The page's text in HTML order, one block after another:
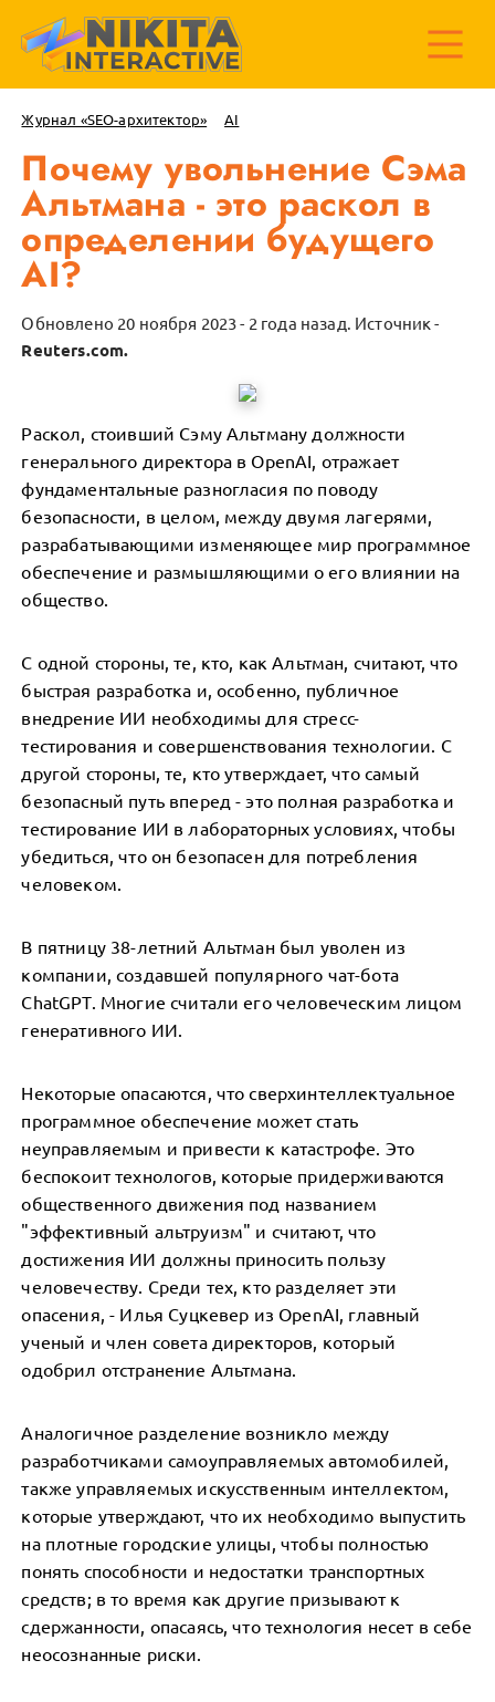
Журнал «SEO-архитектор» AI
Почему увольнение Сэма
Альтмана - это раскол в
определении будущего
AI?
Обновлено 20 ноября 2023 - 2 года назад. Источник -
Reuters.com.
Раскол, стоивший Сэму Альтману должности
генерального директора в OpenAI, отражает
фундаментальные разногласия по поводу
безопасности, в целом, между двумя лагерями,
разрабатывающими изменяющее мир программное
обеспечение и размышляющими о его влиянии на
общество.
С одной стороны, те, кто, как Альтман, считают, что
быстрая разработка и, особенно, публичное
внедрение ИИ необходимы для стресс-
тестирования и совершенствования технологии. С
другой стороны, те, кто утверждает, что самый
безопасный путь вперед - это полная разработка и
тестирование ИИ в лабораторных условиях, чтобы
убедиться, что он безопасен для потребления
человеком.
В пятницу 38-летний Альтман был уволен из
компании, создавшей популярного чат-бота
ChatGPT. Многие считали его человеческим лицом
генеративного ИИ.
Некоторые опасаются, что сверхинтеллектуальное
программное обеспечение может стать
неуправляемым и привести к катастрофе. Это
беспокоит технологов, которые придерживаются
общественного движения под названием
"эффективный альтруизм" и считают, что
достижения ИИ должны приносить пользу
человечеству. Среди тех, кто разделяет эти
опасения, - Илья Суцкевер из OpenAI, главный
ученый и член совета директоров, который
одобрил отстранение Альтмана.
Аналогичное разделение возникло между
разработчиками самоуправляемых автомобилей,
также управляемых искусственным интеллектом,
которые утверждают, что их необходимо выпустить
на плотные городские улицы, чтобы полностью
понять способности и недостатки транспортных
средств; в то время как другие призывают к
сдержанности, опасаясь, что технология несет в себе
неосознанные риски.